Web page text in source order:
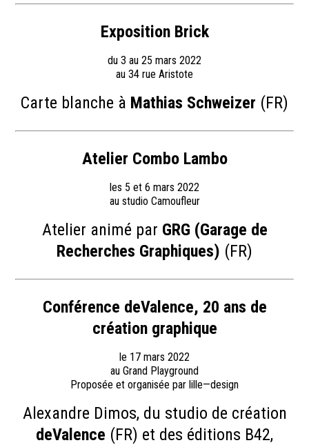
Exposition Brick
du 3 au 25 mars 2022
au 34 rue Aristote
Carte blanche à Mathias Schweizer (FR)
Atelier Combo Lambo
les 5 et 6 mars 2022
au studio Camoufleur
Atelier animé par GRG (Garage de
Recherches Graphiques) (FR)
Conférence deValence, 20 ans de
création graphique
le 17 mars 2022
au Grand Playground
Proposée et organisée par lille—design
Alexandre Dimos, du studio de création
deValence (FR) et des éditions B42,